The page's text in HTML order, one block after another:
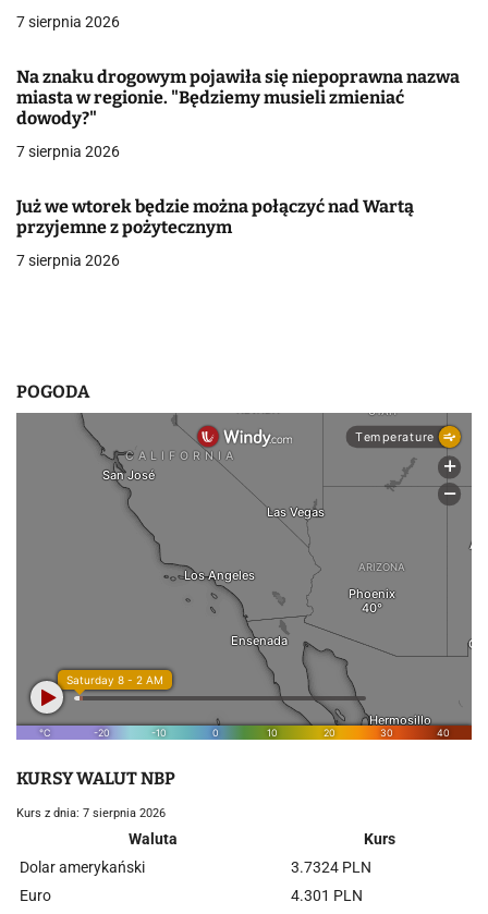
a
w
p
i
u
7 sierpnia 2026
Na znaku drogowym pojawiła się niepoprawna nazwa
miasta w regionie. "Będziemy musieli zmieniać
dowody?"
7 sierpnia 2026
Już we wtorek będzie można połączyć nad Wartą
przyjemne z pożytecznym
7 sierpnia 2026
POGODA
KURSY WALUT NBP
Kurs z dnia: 7 sierpnia 2026
Waluta
Kurs
Dolar amerykański
3.7324 PLN
Euro
4.301 PLN